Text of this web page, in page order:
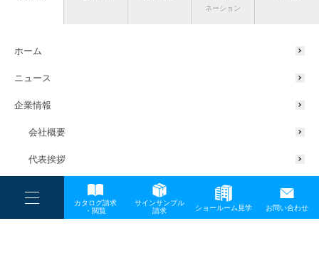
----
----
-
カタログ請求
・閲覧
サインサンプル
請求
ショールーム見学 お問い合わせ
ネーション
ホーム
ニュース
企業情報
会社概要
代表挨拶
サスティナブルの取り組み
一般事業主行動計画